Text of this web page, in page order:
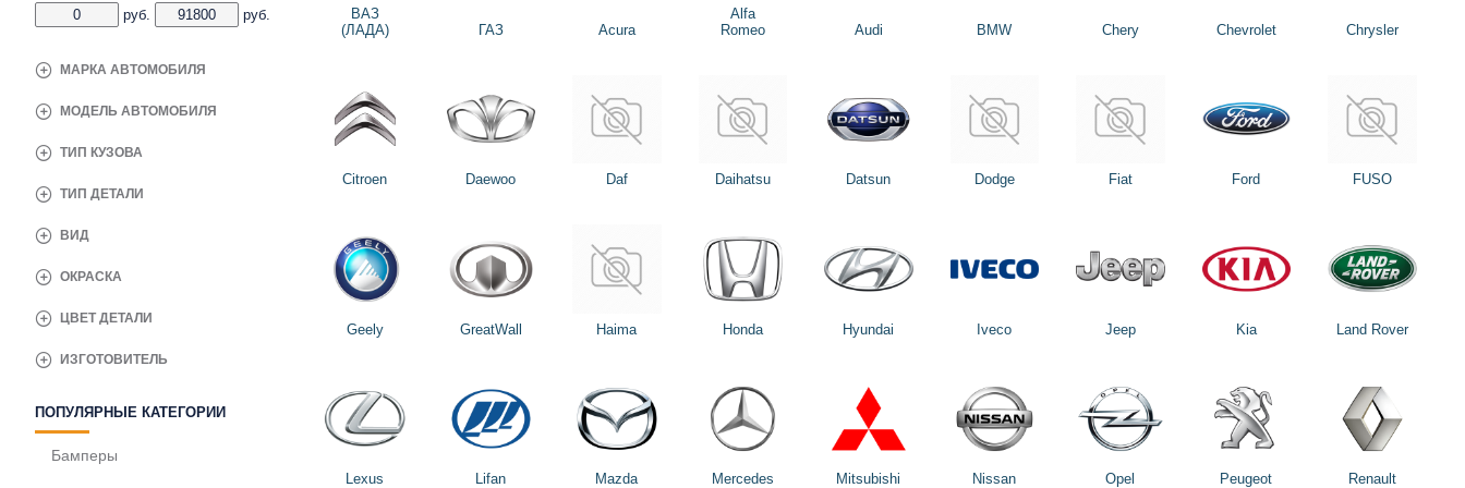
руб. руб.
МАРКА АВТОМОБИЛЯ
ВИД
ИЗГОТОВИТЕЛЬ
МОДЕЛЬ АВТОМОБИЛЯ
ОКРАСКА
ТИП ДЕТАЛИ
ТИП КУЗОВА
ЦВЕТ ДЕТАЛИ
ПОПУЛЯРНЫЕ КАТЕГОРИИ
Бамперы
ВАЗ
(ЛАДА)
ГАЗ Acura
Alfa
Romeo
Audi BMW Chery Chevrolet Chrysler
Citroen Daewoo Daf Daihatsu Datsun Dodge Fiat Ford FUSO
Geely GreatWall Haima Honda Hyundai Iveco Jeep Kia Land Rover
Lexus Lifan Mazda Mercedes Mitsubishi Nissan Opel Peugeot Renault